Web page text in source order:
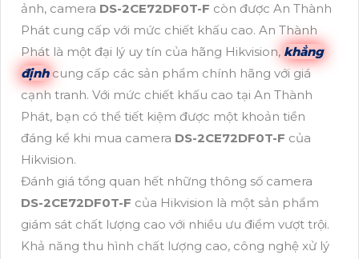
ảnh, camera DS-2CE72DF0T-F còn được An Thành
Phát cung cấp với mức chiết khấu cao. An Thành
Phát là một đại lý uy tín của hãng Hikvision, khẳng
địnhcung cấp các sản phẩm chính hãng với giá
cạnh tranh. Với mức chiết khấu cao tại An Thành
Phát, bạn có thể tiết kiệm được một khoản tiền
đáng kể khi mua camera DS-2CE72DF0T-F của
Hikvision.
Đánh giá tổng quan hết những thông số camera
DS-2CE72DF0T-F của Hikvision là một sản phẩm
giám sát chất lượng cao với nhiều ưu điểm vượt trội.
Khả năng thu hình chất lượng cao, công nghệ xử lý